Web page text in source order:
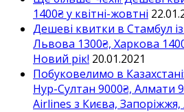
1400₴ у квітні-жовтні
Дешеві квитки в Стамбул
Львова 1300₴, Харкова
Новий рік! 20.01.2021
Побуковелимо в
Нур-Султан 9000₴, Алмати
Airlines з Києва,